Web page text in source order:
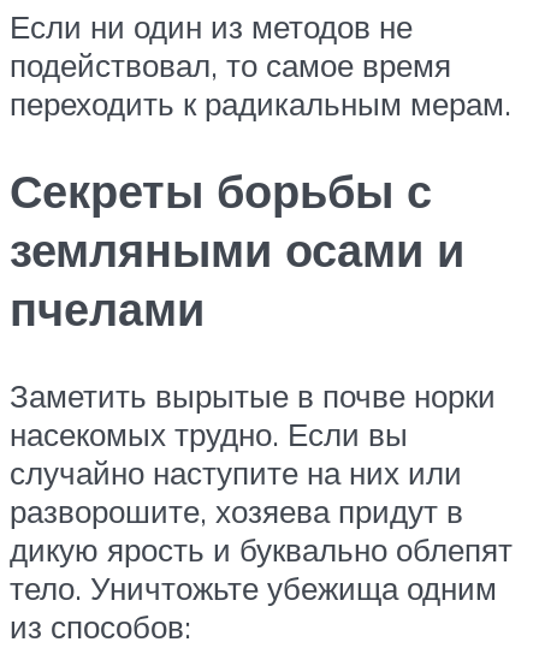
Если ни один из методов не
подействовал, то самое время
переходить к радикальным мерам.
Секреты борьбы с
земляными осами и
пчелами
Заметить вырытые в почве норки
насекомых трудно. Если вы
случайно наступите на них или
разворошите, хозяева придут в
дикую ярость и буквально облепят
тело. Уничтожьте убежища одним
из способов: